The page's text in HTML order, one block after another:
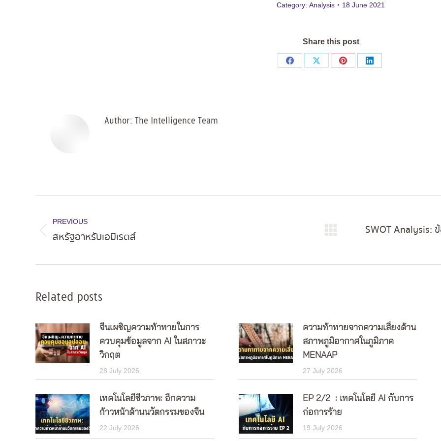
Category: Analysis 18 June 2021
Share this post
Share
Share
Share
Share
Author: The Intelligence Team
navigation
PREVIOUS
Previous
สหรัฐอาหรับเอมิเรตส์ SWOT Analysis:
Related posts
จีนเผชิญความท้าทายในการ
ควบคุมข้อมูลจาก AI ในสภาวะ
วิกฤต
28 July 2026
ความท้าทายจากความเสี่ยงด้าน
สภาพภูมิอากาศในภูมิภาค
MENAAP
27 July 2026
เทคโนโลยีชีวภาพ: อีกความ
ก้าวหน้าด้านนวัตกรรมของจีน
22 July 2026
EP 2/2 : เทคโนโลยี AI กับการ
ก่อการร้าย
19 July 2026